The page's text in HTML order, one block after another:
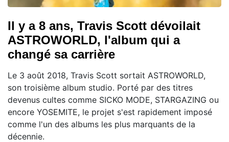
Il y a 8 ans, Travis Scott dévoilait
ASTROWORLD, l'album qui a
changé sa carrière
Le 3 août 2018, Travis Scott sortait ASTROWORLD,
son troisième album studio. Porté par des titres
devenus cultes comme SICKO MODE, STARGAZING ou
encore YOSEMITE, le projet s'est rapidement imposé
comme l'un des albums les plus marquants de la
décennie.